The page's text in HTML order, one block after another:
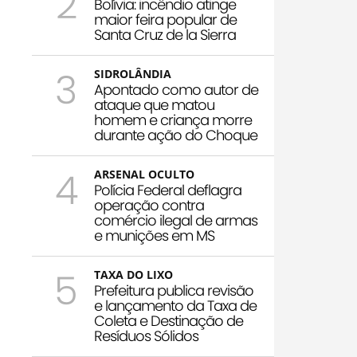
Bolívia: incêndio atinge
maior feira popular de
Santa Cruz de la Sierra
3 SIDROLÂNDIA
Apontado como autor de
ataque que matou
homem e criança morre
durante ação do Choque
4 ARSENAL OCULTO
Polícia Federal deflagra
operação contra
comércio ilegal de armas
e munições em MS
5 TAXA DO LIXO
Prefeitura publica revisão
e lançamento da Taxa de
Coleta e Destinação de
Resíduos Sólidos